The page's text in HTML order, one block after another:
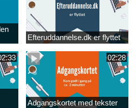
Efteruddannelse.dk er flyttet
02:28
Adgangskortet med tekster